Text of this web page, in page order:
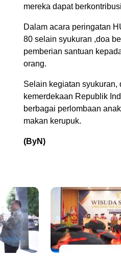
mereka dapat
Dalam acara peringatan
80 selain syukuran ,doa
pemberian santuan
orang.
Selain kegiatan syukuran,
kemerdekaan Republik
berbagai perlombaan
makan kerupuk.
(ByN)